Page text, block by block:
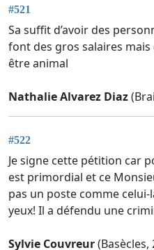
#521
Sa suffit d’avoir des
font des gros salaires
être animal
Nathalie Alvarez Diaz
#522
Je signe cette pétition car
est primordial et ce
pas un poste comme celui-
yeux! Il a défendu une
Sylvie Couvreur(Basècles,